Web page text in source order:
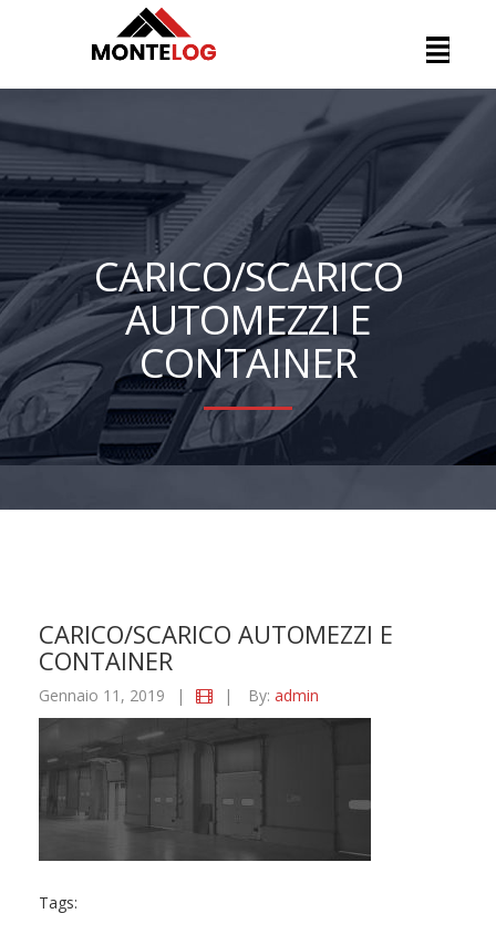
CARICO/SCARICO
AUTOMEZZI E
CONTAINER
CARICO/SCARICO AUTOMEZZI E
CONTAINER
Gennaio 11, 2019 | | By: admin
Tags: